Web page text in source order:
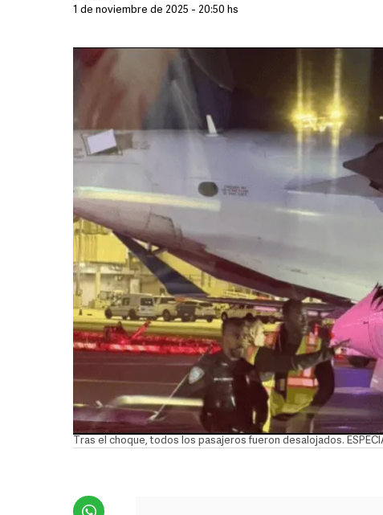
1 de noviembre de 2025 - 20:50 hs
Tras el choque, todos los pasajeros fueron desalojados.